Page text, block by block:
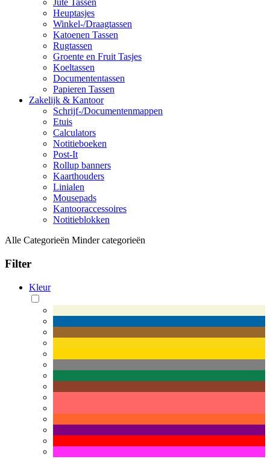
Jute Tassen
Heuptasjes
Winkel-/Draagtassen
Katoenen Tassen
Rugtassen
Groente en Fruit Tasjes
Koeltassen
Documententassen
Papieren Tassen
Zakelijk & Kantoor
Schrijf-/Documentenmappen
Etuis
Calculators
Notitieboeken
Post-It
Rollup banners
Kaarthouders
Linialen
Mousepads
Kantooraccessoires
Notitieblokken
Alle Categorieën Minder categorieën
Filter
Kleur